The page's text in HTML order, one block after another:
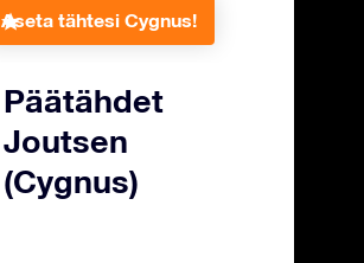
Aseta tähtesi Cygnus!
Päätähdet
Joutsen
(Cygnus)